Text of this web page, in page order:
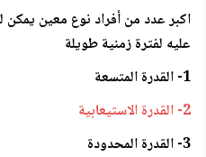
اكبر عدد من أفراد نوع معين يمكن
عليه لفترة زمنية طويلة
1- القدرة المتسعة
2- القدرة الاستيعابية
3- القدرة المحدودة